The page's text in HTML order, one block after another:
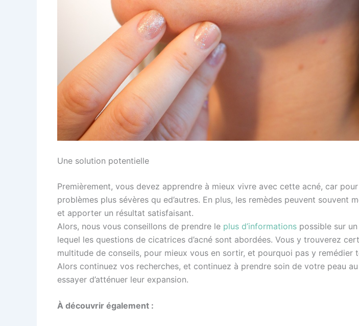
Une solution potentielle
Premièrement, vous devez apprendre à mieux vivre avec cette acné, car
problèmes plus sévères qu ed’autres. En plus, les remèdes peuvent souvent
et apporter un résultat satisfaisant.
Alors, nous vous conseillons de prendre le plus d’informations possible sur
lequel les questions de cicatrices d’acné sont abordées. Vous y trouverez
multitude de conseils, pour mieux vous en sortir, et pourquoi pas y remédier
Alors continuez vos recherches, et continuez à prendre soin de votre peau
essayer d’atténuer leur expansion.
À découvrir également :